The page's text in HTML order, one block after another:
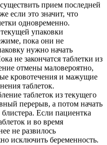
прием последней
если это значит, что
одновременно.
упаковки
пока они не
нужно начать
не закончатся таблетки из
отмены маловероятно,
кровотечения и мажущие
таблеток.
таблеток из текущего
перерыв, а потом начать
Если пациентка
и во время
не развилось
исключить беременность.